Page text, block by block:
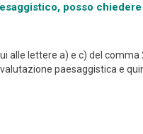
posso chiedere
alle lettere a) e c) del comma
paesaggistica e